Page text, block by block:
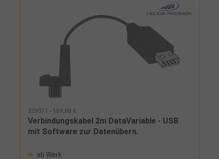
329511 - 109,60 €
Verbindungskabel 2m DataVariable - USB
mit Software zur Datenübern.
ab Werk